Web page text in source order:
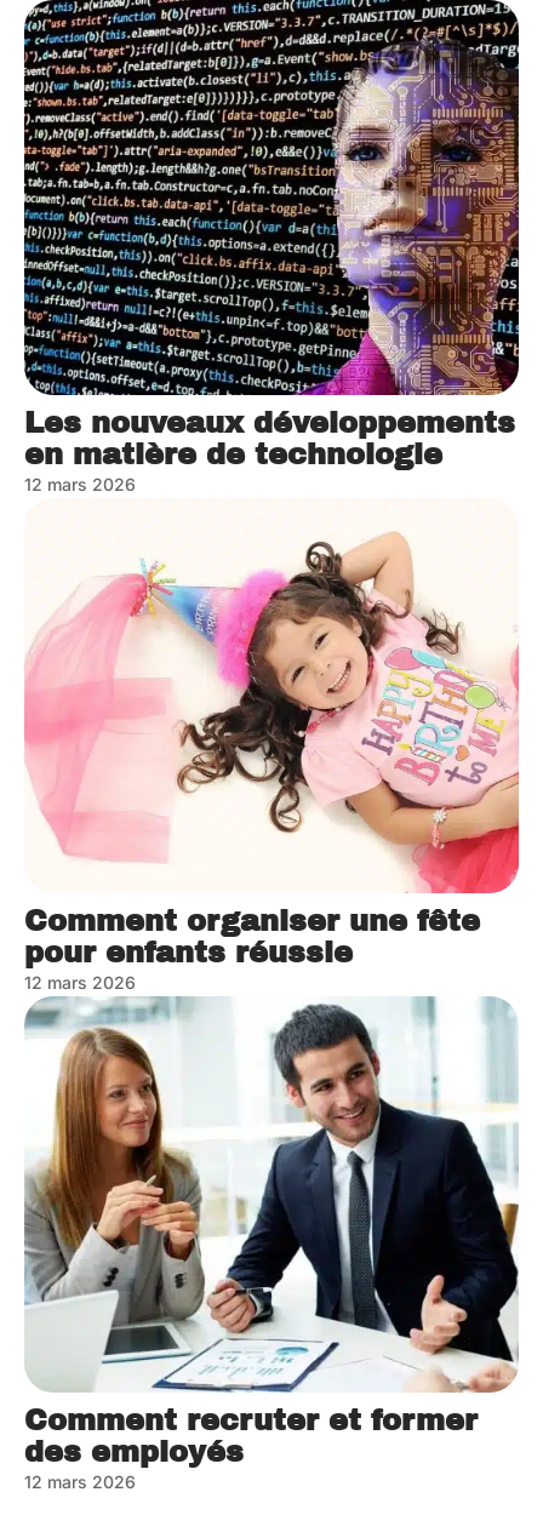
Les nouveaux développements
en matière de technologie
12 mars 2026
Comment organiser une fête
pour enfants réussie
12 mars 2026
Comment recruter et former
des employés
12 mars 2026